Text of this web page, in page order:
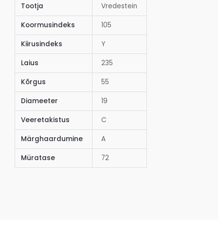
Tootja Vredestein
Koormusindeks 105
Kiirusindeks Y
Laius 235
Kõrgus 55
Diameeter 19
Veeretakistus C
Märghaardumine A
Müratase 72